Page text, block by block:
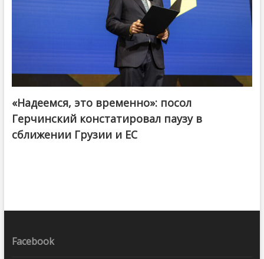
«Надеемся, это временно»: посол
Герчинский констатировал паузу в
сближении Грузии и ЕС
Facebook